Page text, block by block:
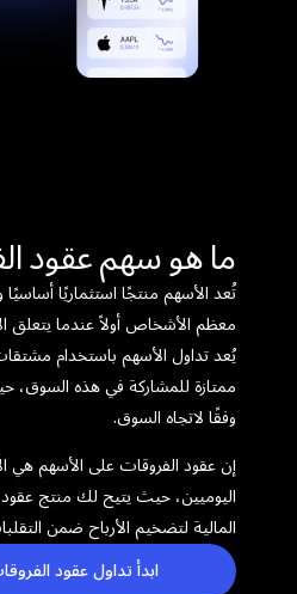
ما هو سهم عقود
تُعد الأسهم منتجًا استثماريًا
معظم الأشخاص أولاً عندما يتعلق
يُعد تداول الأسهم باستخدام
ممتازة للمشاركة في هذه السوق،
وفقًا لاتجاه السوق.
إن عقود الفروقات على الأسهم هي
اليوميين، حيث يتيح لك منتج عقود
المالية لتضخيم الأرباح ضمن
ابدأ تداول عقود